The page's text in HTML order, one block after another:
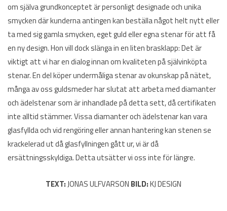
om själva grundkonceptet är personligt designade och unika
smycken där kunderna antingen kan beställa något helt nytt eller
ta med sig gamla smycken, eget guld eller egna stenar för att få
en ny design. Hon vill dock slänga in en liten brasklapp: Det är
viktigt att vi har en dialog innan om kvaliteten på självinköpta
stenar. En del köper undermåliga stenar av okunskap på nätet,
många av oss guldsmeder har slutat att arbeta med diamanter
och ädelstenar som är inhandlade på detta sett, då certifikaten
inte alltid stämmer. Vissa diamanter och ädelstenar kan vara
glasfyllda och vid rengöring eller annan hantering kan stenen se
krackelerad ut då glasfyllningen gått ur, vi är då
ersättningsskyldiga. Detta utsätter vi oss inte för längre.
TEXT:JONAS ULFVARSON BILD:KJ DESIGN